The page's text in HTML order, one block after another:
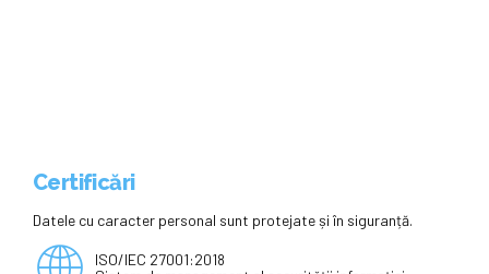
Certificări
Datele cu caracter personal sunt protejate și în siguranță.
ISO/IEC 27001:2018